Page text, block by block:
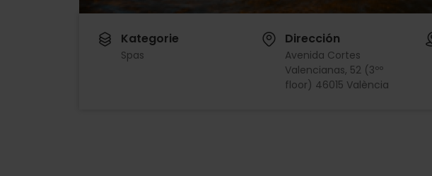
Kategorie
Spas
Dirección
Avenida Cortes
Valencianas, 52 (3ºº
floor) 46015 València